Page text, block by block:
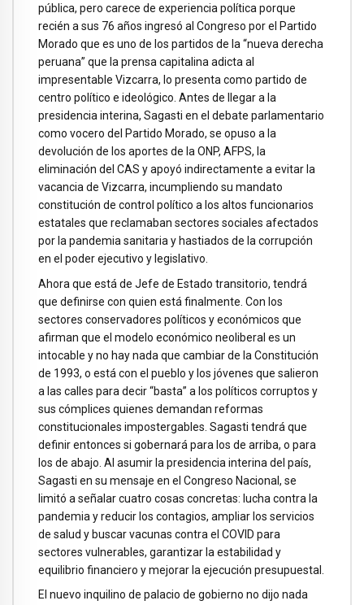
pública, pero carece de experiencia política porque
recién a sus 76 años ingresó al Congreso por el Partido
Morado que es uno de los partidos de la “nueva derecha
peruana” que la prensa capitalina adicta al
impresentable Vizcarra, lo presenta como partido de
centro político e ideológico. Antes de llegar a la
presidencia interina, Sagasti en el debate parlamentario
como vocero del Partido Morado, se opuso a la
devolución de los aportes de la ONP, AFPS, la
eliminación del CAS y apoyó indirectamente a evitar la
vacancia de Vizcarra, incumpliendo su mandato
constitución de control político a los altos funcionarios
estatales que reclamaban sectores sociales afectados
por la pandemia sanitaria y hastiados de la corrupción
en el poder ejecutivo y legislativo.
Ahora que está de Jefe de Estado transitorio, tendrá
que definirse con quien está finalmente. Con los
sectores conservadores políticos y económicos que
afirman que el modelo económico neoliberal es un
intocable y no hay nada que cambiar de la Constitución
de 1993, o está con el pueblo y los jóvenes que salieron
a las calles para decir “basta” a los políticos corruptos y
sus cómplices quienes demandan reformas
constitucionales impostergables. Sagasti tendrá que
definir entonces si gobernará para los de arriba, o para
los de abajo. Al asumir la presidencia interina del país,
Sagasti en su mensaje en el Congreso Nacional, se
limitó a señalar cuatro cosas concretas: lucha contra la
pandemia y reducir los contagios, ampliar los servicios
de salud y buscar vacunas contra el COVID para
sectores vulnerables, garantizar la estabilidad y
equilibrio financiero y mejorar la ejecución presupuestal.
El nuevo inquilino de palacio de gobierno no dijo nada